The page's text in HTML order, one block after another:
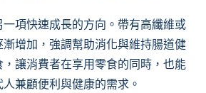
項快速成長的方向。帶有高纖維或
增加，強調幫助消化與維持腸道健
讓消費者在享用零食的同時，也能
兼顧便利與健康的需求。